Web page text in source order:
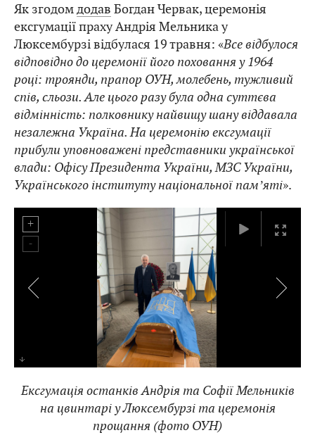
Як згодомдодав Богдан Червак, церемонія
ексгумації праху Андрія Мельника у
Люксембурзі відбулася 19 травня: «Все відбулося
відповідно до церемонії його поховання у 1964
році: троянди, прапор ОУН, молебень, тужливий
спів, сльози. Але цього разу була одна суттєва
відмінність: полковнику найвищу шану віддавала
незалежна Україна. На церемонію ексгумації
прибули уповноважені представники української
влади: Офісу Президента України, МЗС України,
Українського інституту національної памʼяті».
Андрія Мельника
Ексгумація останків Андрія та Софії Мельників
на цвинтарі у Люксембурзі та церемонія
прощання (фото ОУН)